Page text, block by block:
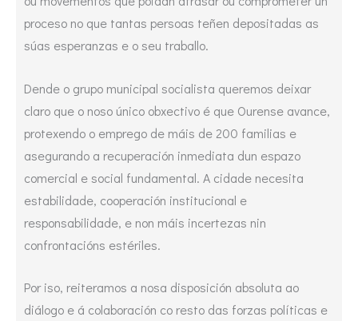
proceso no que tantas persoas teñen depositadas as
súas esperanzas e o seu traballo.
Dende o grupo municipal socialista queremos deixar
claro que o noso único obxectivo é que Ourense avance,
protexendo o emprego de máis de 200 familias e
asegurando a recuperación inmediata dun espazo
comercial e social fundamental. A cidade necesita
estabilidade, cooperación institucional e
responsabilidade, e non máis incertezas nin
confrontacións estériles.
Por iso, reiteramos a nosa disposición absoluta ao
diálogo e á colaboración co resto das forzas políticas e